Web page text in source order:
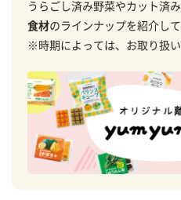
うらごし済み野菜やカット済み
食材のラインナップを紹介して
※時期によっては、お取り扱い